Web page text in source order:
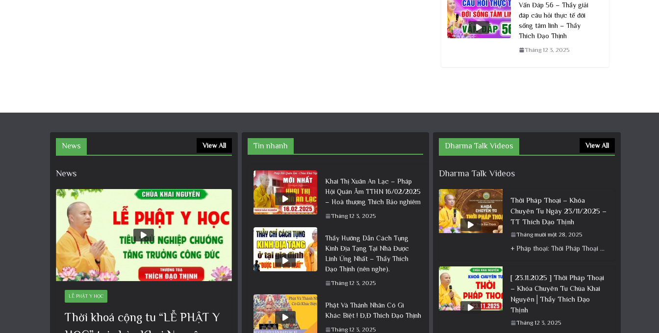
Vấn Đáp 56 – Thầy giải
đáp câu hỏi thực tế đời
sống tâm linh – Thầy
Thích Đạo Thịnh
Tháng 12 3, 2025
News View All
News
LỄ PHẬT Y HỌC
Thời khoá cộng tu “LỄ PHẬT Y
Tin nhanh
Khai Thị Xuân An Lạc – Pháp
Hội Quán Âm TTHN 16/02/2025
– Hoà thượng Thích Bảo nghiêm
Tháng 12 3, 2025
Thầy Hướng Dẫn Cách Tụng
Kinh Địa Tạng Tại Nhà Được
Linh Ứng Nhất – Thầy Thích
Đạo Thịnh (nên nghe).
Tháng 12 3, 2025
Phật Và Thánh Nhân Có Gì
Khác Biệt ! Đ,Đ Thích Đạo Thịnh
Tháng 12 3, 2025
Dharma Talk Videos View All
Dharma Talk Videos
Thời Pháp Thoại – Khóa
Chuyên Tu Ngày 23/11/2025 –
TT Thích Đạo Thịnh
Tháng mười một 28, 2025
+ Pháp thoại: Thời Pháp Thoại – Khóa Chuyên Tu Ngày 23/11/2025 – TT Thích Đạo Thịnh + Album: Pháp
[ 23.11.2025 ] Thời Pháp Thoại
– Khóa Chuyên Tu Chùa Khai
Nguyên│Thầy Thích Đạo
Thịnh
Tháng 12 3, 2025